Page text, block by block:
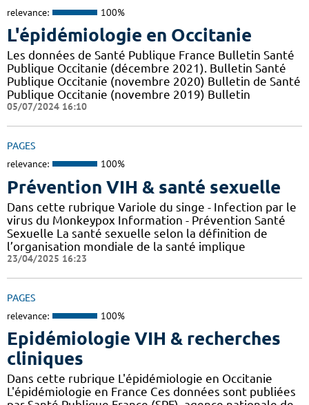
relevance: 100%
L'épidémiologie en Occitanie
Les données de Santé Publique France Bulletin Santé
Publique Occitanie (décembre 2021). Bulletin Santé
Publique Occitanie (novembre 2020) Bulletin de Santé
Publique Occitanie (novembre 2019) Bulletin
05/07/2024 16:10
PAGES
relevance: 100%
Prévention VIH & santé sexuelle
Dans cette rubrique Variole du singe - Infection par le
virus du Monkeypox Information - Prévention Santé
Sexuelle La santé sexuelle selon la définition de
l’organisation mondiale de la santé implique
23/04/2025 16:23
PAGES
relevance: 100%
Epidémiologie VIH & recherches
cliniques
Dans cette rubrique L'épidémiologie en Occitanie
L'épidémiologie en France Ces données sont publiées